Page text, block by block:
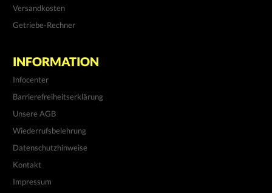
Versandkosten
Getriebe-Rechner
INFORMATION
Infocenter
Barrierefreiheitserklärung
Unsere AGB
Wiederrufsbelehrung
Datenschutzhinweise
Kontakt
Impressum